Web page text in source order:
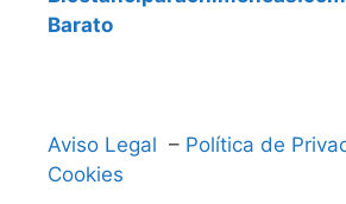
Barato
Aviso Legal – Política de
Cookies